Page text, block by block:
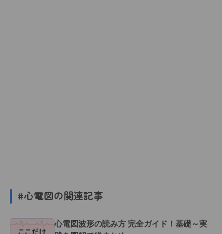
#心電図の関連記事
心電図波形の読み方 完全ガイド！基礎～実